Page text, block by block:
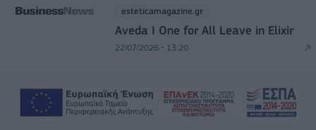
esteticamagazine.gr
Aveda I One for All Leave in Elixir
22/07/2026 - 13:20